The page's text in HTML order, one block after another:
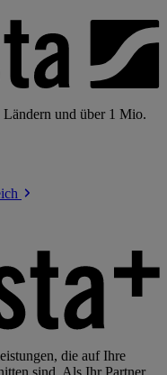
und über 1 Mio.
die auf Ihre
sind. Als Ihr Partner